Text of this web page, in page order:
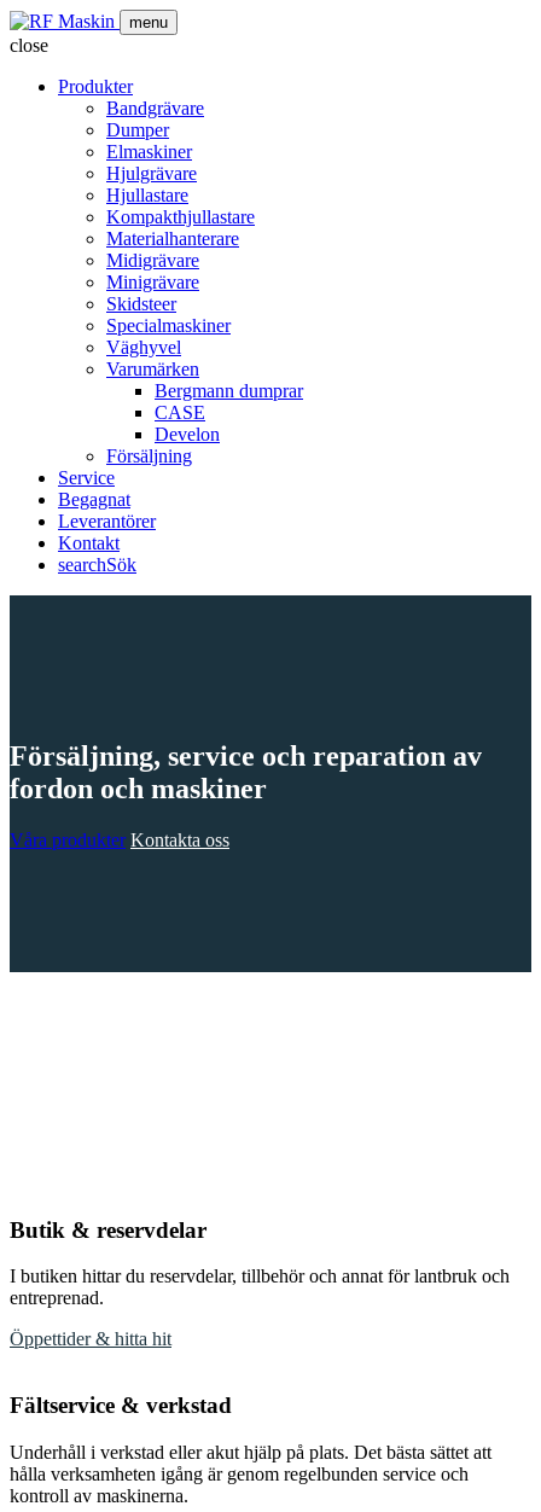
menu
close
Produkter
Bandgrävare
Dumper
Elmaskiner
Hjulgrävare
Hjullastare
Kompakthjullastare
Materialhanterare
Midigrävare
Minigrävare
Skidsteer
Specialmaskiner
Väghyvel
Varumärken
Bergmann dumprar
CASE
Develon
Försäljning
Service
Begagnat
Leverantörer
Kontakt
searchSök
Försäljning, service och reparation av
fordon och maskiner
Våra produkter Kontakta oss
Butik & reservdelar
I butiken hittar du reservdelar, tillbehör och annat för lantbruk och
entreprenad.
Öppettider & hitta hit
Fältservice & verkstad
Underhåll i verkstad eller akut hjälp på plats. Det bästa sättet att
hålla verksamheten igång är genom regelbunden service och
kontroll av maskinerna.